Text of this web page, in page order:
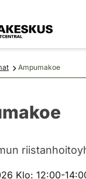
Ampumakoe
Klo: 12:00-